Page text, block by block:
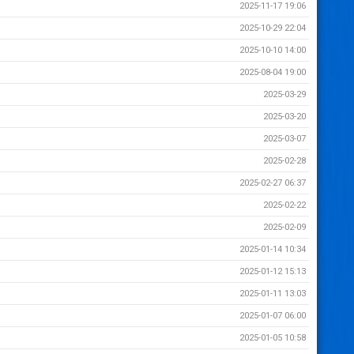
2025-11-17 19:06
2025-10-29 22:04
2025-10-10 14:00
2025-08-04 19:00
2025-03-29
2025-03-20
2025-03-07
2025-02-28
2025-02-27 06:37
2025-02-22
2025-02-09
2025-01-14 10:34
2025-01-12 15:13
2025-01-11 13:03
2025-01-07 06:00
2025-01-05 10:58